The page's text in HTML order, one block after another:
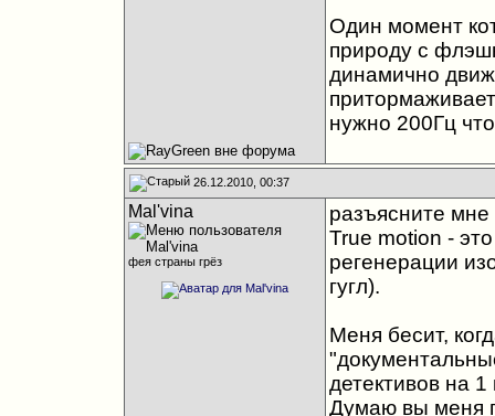
Один момент
природу с
динамично
нужно 200Гц
26.12.2010, 00:37
Mal'vina
фея страны грёз
разъясните
True motion -
регенерации
гугл).
Меня бесит,
детективов на
Думаю вы меня